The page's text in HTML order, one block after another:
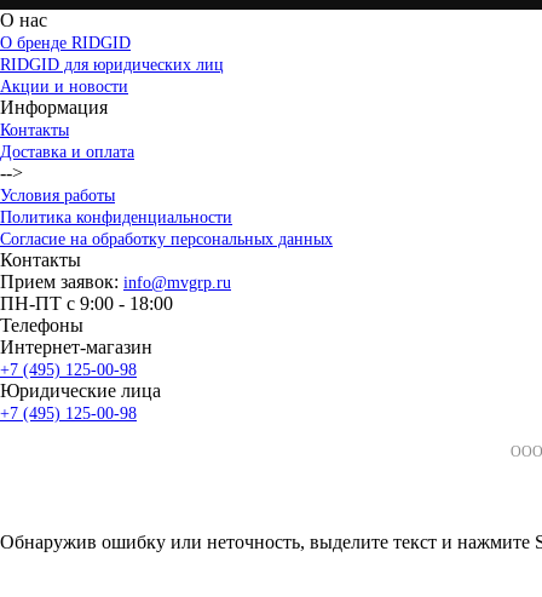
О нас
О бренде RIDGID
RIDGID для юридических лиц
Акции и новости
Информация
Контакты
Доставка и оплата
-->
Условия работы
Политика конфиденциальности
Согласие на обработку персональных данных
Контакты
Прием заявок: info@mvgrp.ru
ПН-ПТ с 9:00 - 18:00
Телефоны
Интернет-магазин
+7 (495) 125-00-98
Юридические лица
+7 (495) 125-00-98
ООО
Обнаружив ошибку или неточность, выделите текст и нажмите